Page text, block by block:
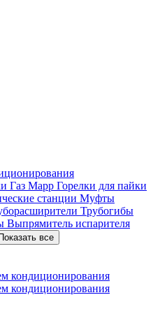
Газ Mapp Горелки для пайки
станции Муфты
Трубогибы
Выпрямитель испарителя
Показать все
кондиционирования
кондиционирования